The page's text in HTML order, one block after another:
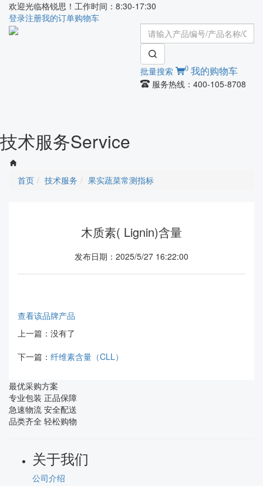
欢迎光临格锐思！工作时间：8:30-17:30
登录注册我的订单购物车
批量搜索 0 我的购物车
服务热线：400-105-8708
技术服务Service
首页 技术服务 果实蔬菜常测指标
木质素( Lignin)含量
发布日期：2025/5/27 16:22:00
查看该品牌产品
上一篇：没有了
下一篇： 纤维素含量（CLL）
最优采购方案
专业包装 正品保障
急速物流 安全配送
品类齐全 轻松购物
关于我们
公司介绍